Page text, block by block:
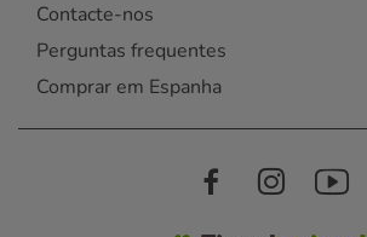
Contacte-nos
Perguntas frequentes
Comprar em Espanha